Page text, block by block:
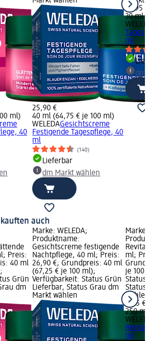
ml)
40
25,90 €
40 ml (64,75 € je 100 ml)
WELEDAGesichtscreme
Festigende Tagespflege, 40
ml
(140)
Lieferbar
dm Markt wählen
12,95 €
30 ml
WELEDA
ml
dm
auch
Preis:
40 ml
Grün
dm
Marke: WELEDA;
Produktname:
Gesichtscreme festigende
Nachtpflege, 40 ml; Preis:
26,90 €; Grundpreis: 40 ml
(67,25 € je 100 ml);
Verfügbarkeit: Status Grün
Lieferbar, Status Grau dm
Markt wählen
Marke:
ml;
je 100
Status
Status
wählen
8,95 €
250 ml
WELEDA
ml